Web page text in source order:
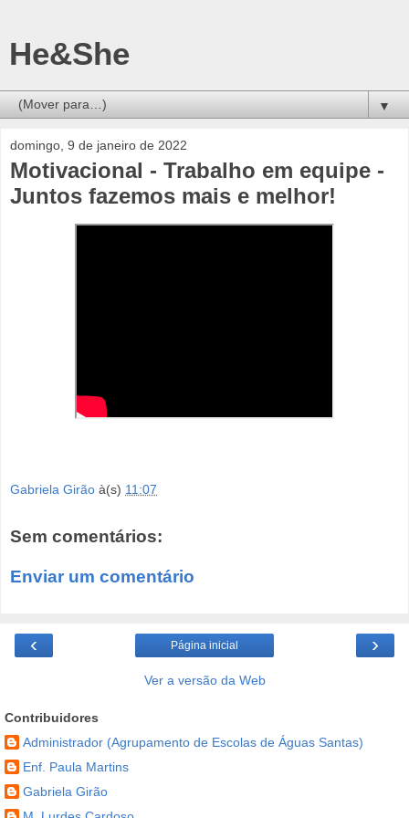
He&She
▼
domingo, 9 de janeiro de 2022
Motivacional - Trabalho em equipe -
Juntos fazemos mais e melhor!
Gabriela Girão à(s) 11:07
Sem comentários:
Enviar um comentário
‹ ›
Página inicial
Ver a versão da Web
Contribuidores
Administrador (Agrupamento de Escolas de Águas Santas)
Enf. Paula Martins
Gabriela Girão